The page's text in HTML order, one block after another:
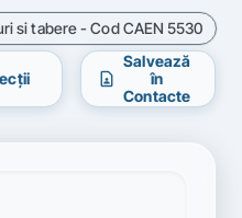
si tabere - Cod CAEN 5530
contact_page
Salvează
în
Contacte